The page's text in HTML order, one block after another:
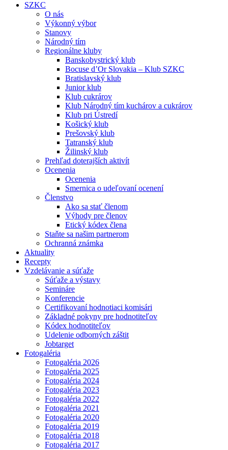
SZKC
O nás
Výkonný výbor
Stanovy
Národný tím
Regionálne kluby
Banskobystrický klub
Bocuse d’Or Slovakia – Klub SZKC
Bratislavský klub
Junior klub
Klub cukrárov
Klub Národný tím kuchárov a cukrárov
Klub pri Ústredí
Košický klub
Prešovský klub
Tatranský klub
Žilinský klub
Prehľad doterajších aktivít
Ocenenia
Ocenenia
Smernica o udeľovaní ocenení
Členstvo
Ako sa stať členom
Výhody pre členov
Etický kódex člena
Staňte sa našim partnerom
Ochranná známka
Aktuality
Recepty
Vzdelávanie a súťaže
Súťaže a výstavy
Semináre
Konferencie
Certifikovaní hodnotiaci komisári
Základné pokyny pre hodnotiteľov
Kódex hodnotiteľov
Udelenie odborných záštit
Jobtarget
Fotogaléria
Fotogaléria 2026
Fotogaléria 2025
Fotogaléria 2024
Fotogaléria 2023
Fotogaléria 2022
Fotogaléria 2021
Fotogaléria 2020
Fotogaléria 2019
Fotogaléria 2018
Fotogaléria 2017